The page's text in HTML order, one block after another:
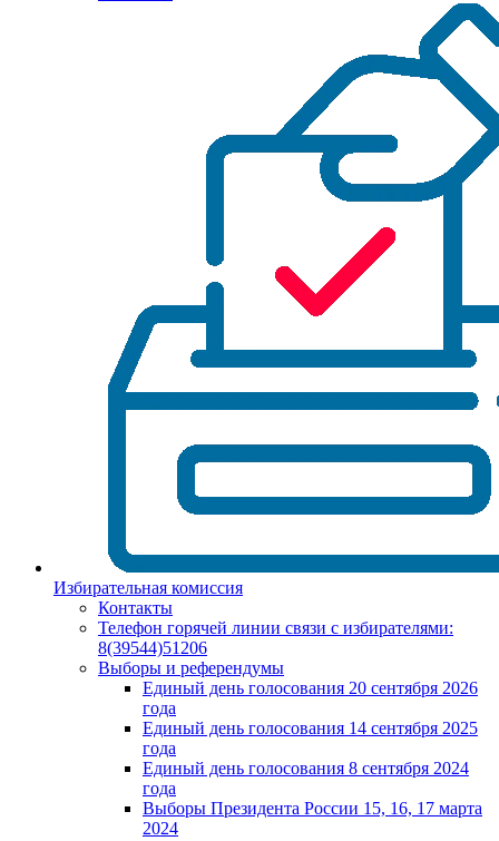
Избирательная комиссия
Контакты
Телефон горячей линии связи с избирателями:
8(39544)51206
Выборы и референдумы
Единый день голосования 20 сентября 2026
года
Единый день голосования 14 сентября 2025
года
Единый день голосования 8 сентября 2024
года
Выборы Президента России 15, 16, 17 марта
2024